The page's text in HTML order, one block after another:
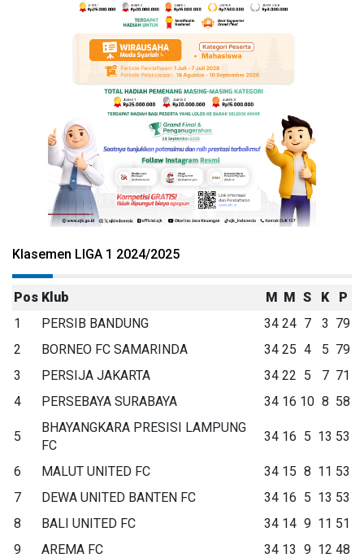
Klasemen LIGA 1 2024/2025
Pos Klub M M S K
P
1
PERSIB BANDUNG 34 24 7 3 79
2
BORNEO FC SAMARINDA 34 25 4 5 79
3
PERSIJA JAKARTA 34 22 5 7 71
4
PERSEBAYA SURABAYA 34 16 10 8 58
5
BHAYANGKARA PRESISI LAMPUNG
FC
34 16 5 13 53
6 MALUT UNITED FC 34 15 8 11 53
7
DEWA UNITED BANTEN FC 34 16 5 13 53
8
BALI UNITED FC 34 14 9 11 51
9
AREMA FC 34 13 9 12 48